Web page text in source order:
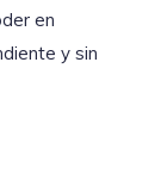
en
y sin